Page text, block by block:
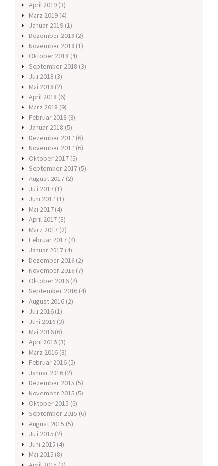
April 2019 (3)
März 2019 (4)
Januar 2019 (1)
Dezember 2018 (2)
November 2018 (1)
Oktober 2018 (4)
September 2018 (3)
Juli 2018 (3)
Mai 2018 (2)
April 2018 (6)
März 2018 (9)
Februar 2018 (8)
Januar 2018 (5)
Dezember 2017 (6)
November 2017 (6)
Oktober 2017 (6)
September 2017 (5)
August 2017 (2)
Juli 2017 (1)
Juni 2017 (1)
Mai 2017 (4)
April 2017 (3)
März 2017 (2)
Februar 2017 (4)
Januar 2017 (4)
Dezember 2016 (2)
November 2016 (7)
Oktober 2016 (2)
September 2016 (4)
August 2016 (2)
Juli 2016 (1)
Juni 2016 (3)
Mai 2016 (6)
April 2016 (3)
März 2016 (3)
Februar 2016 (5)
Januar 2016 (2)
Dezember 2015 (5)
November 2015 (5)
Oktober 2015 (6)
September 2015 (6)
August 2015 (5)
Juli 2015 (2)
Juni 2015 (4)
Mai 2015 (8)